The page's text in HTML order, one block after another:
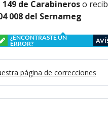
149 de Carabineroso
008 del Sernameg
¿ENCONTRASTE UN
ERROR?
página de correcciones